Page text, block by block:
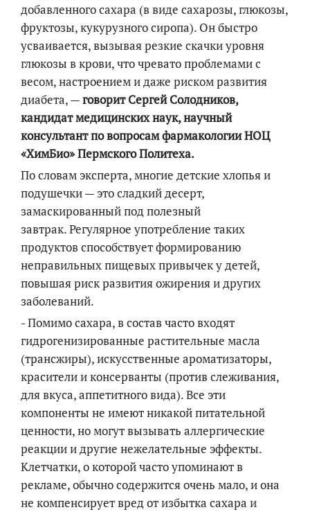
добавленного сахара (в виде сахарозы, глюкозы,
фруктозы, кукурузного сиропа). Он быстро
усваивается, вызывая резкие скачки уровня
глюкозы в крови, что чревато проблемами с
весом, настроением и даже риском развития
диабета, —говорит Сергей Солодников,
кандидат медицинских наук, научный
консультант по вопросам фармакологии НОЦ
«ХимБио» Пермского Политеха.
По словам эксперта, многие детские хлопья и
подушечки — это сладкий десерт,
замаскированный под полезный
завтрак. Регулярное употребление таких
продуктов способствует формированию
неправильных пищевых привычек у детей,
повышая риск развития ожирения и других
заболеваний.
- Помимо сахара, в состав часто входят
гидрогенизированные растительные масла
(трансжиры), искусственные ароматизаторы,
красители и консерванты (против слеживания,
для вкуса, аппетитного вида). Все эти
компоненты не имеют никакой питательной
ценности, но могут вызывать аллергические
реакции и другие нежелательные эффекты.
Клетчатки, о которой часто упоминают в
рекламе, обычно содержится очень мало, и она
не компенсирует вред от избытка сахара и